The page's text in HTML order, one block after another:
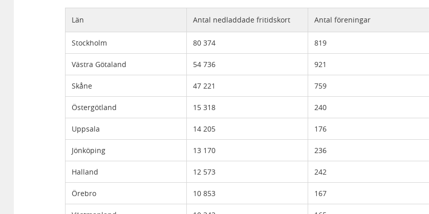
Län Antal nedladdade fritidskort Antal föreningar
Stockholm 80 374 819
Västra Götaland 54 736 921
Skåne 47 221 759
Östergötland 15 318 240
Uppsala 14 205 176
Jönköping 13 170 236
Halland 12 573 242
Örebro 10 853 167